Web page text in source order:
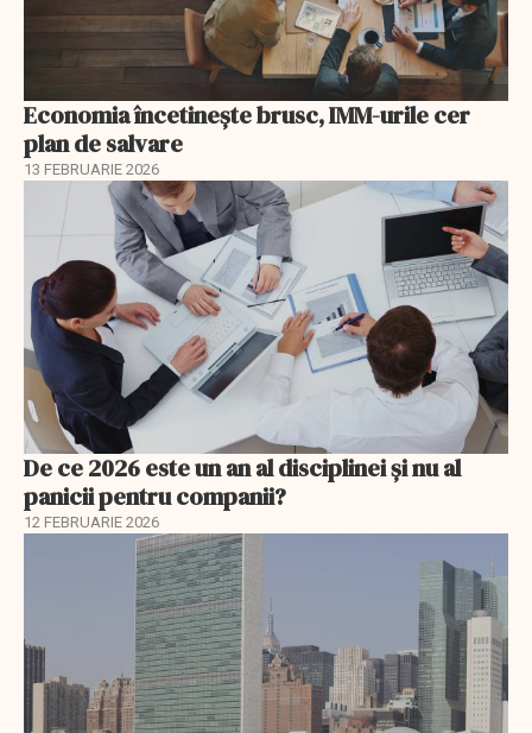
Economia încetinește brusc, IMM-urile cer
plan de salvare
13 FEBRUARIE 2026
De ce 2026 este un an al disciplinei și nu al
panicii pentru companii?
12 FEBRUARIE 2026